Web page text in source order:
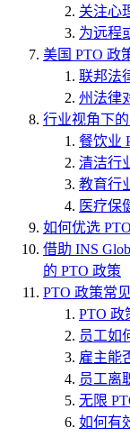
关注心
为远程
美国 PTO 政
联邦法
州法律
行业视角下
餐饮业
清洁行
教育行
医疗保
如何优选
借助 INS
的 PTO 政策
PTO 政策常
PTO 政
员工如
雇主能
员工离
无限
如何有